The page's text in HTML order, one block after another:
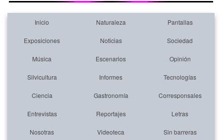
Inicio Naturaleza Pantallas
Exposiciones Noticias Sociedad
Música Escenarios Opinión
Silvicultura Informes Tecnologías
Ciencia Gastronomía Corresponsales
Entrevistas Reportajes Letras
Nosotras Videoteca Sin barreras